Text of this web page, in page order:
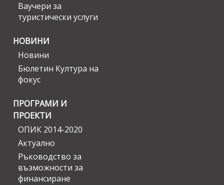
Ваучери за
туристически услуги
НОВИНИ
Новини
Бюлетин Култура на
фокус
ПРОГРАМИ И
ПРОЕКТИ
ОПИК 2014-2020
Актуално
Ръководство за
възможности за
финансиране